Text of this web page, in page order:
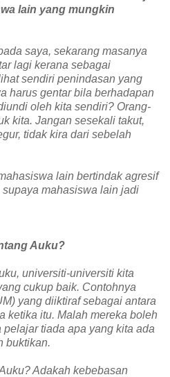
lain yang mungkin
saya, sekarang masanya
lagi kerana sebagai
sendiri penindasan yang
harus gentar bila berhadapan
oleh kita sendiri? Orang-
kita. Jangan sesekali takut,
tidak kira dari sebelah
lain bertindak agresif
mahasiswa lain jadi
Auku?
universiti-universiti kita
cukup baik. Contohnya
yang diiktiraf sebagai antara
ketika itu. Malah mereka boleh
tiada apa yang kita ada
buktikan.
Adakah kebebasan